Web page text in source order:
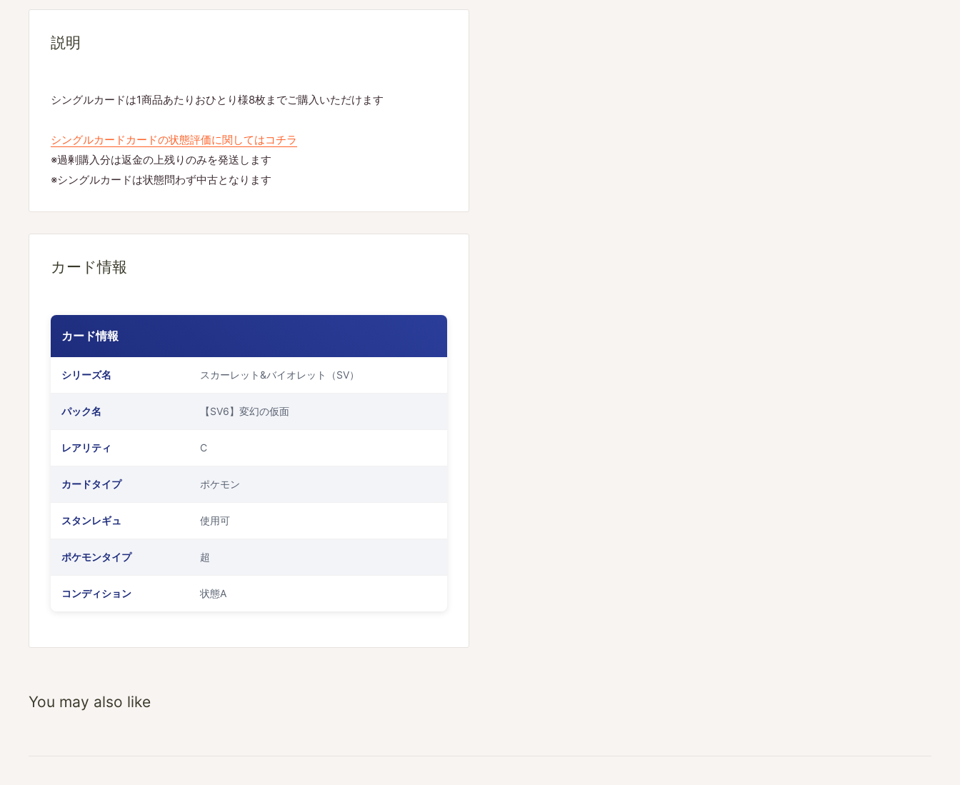
説明
シングルカードは1商品あたりおひとり様8枚までご購入いただけます
シングルカードカードの状態評価に関してはコチラ
※過剰購入分は返金の上残りのみを発送します
※シングルカードは状態問わず中古となります
カード情報
カード情報
シリーズ名 スカーレット&バイオレット（SV）
パック名 【SV6】変幻の仮面
レアリティ C
カードタイプ ポケモン
スタンレギュ 使用可
ポケモンタイプ 超
コンディション 状態A
You may also like